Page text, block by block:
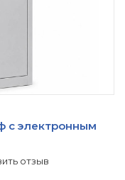
с электронным
отзыв